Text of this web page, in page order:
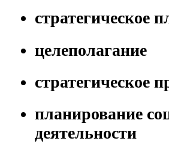
стратегическое
целеполагание
стратегическое
планирование
деятельности